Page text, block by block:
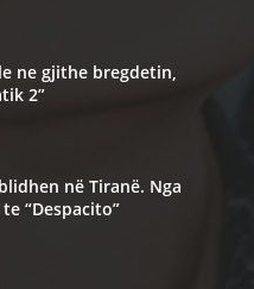
ne gjithe bregdetin,
2”
në Tiranë. Nga
“Despacito”